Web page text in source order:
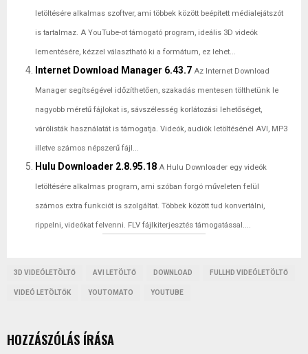
letöltésére alkalmas szoftver, ami többek között beépített médialejátszót
is tartalmaz. A YouTube-ot támogató program, ideális 3D videók
lementésére, kézzel választható ki a formátum, ez lehet...
Internet Download Manager 6.43.7 Az Internet Download
Manager segítségével időzíthetően, szakadás mentesen tölthetünk le
nagyobb méretű fájlokat is, sávszélesség korlátozási lehetőséget,
várólisták használatát is támogatja. Videók, audiók letöltésénél AVI, MP3
illetve számos népszerű fájl...
Hulu Downloader 2.8.95.18 A Hulu Downloader egy videók
letöltésére alkalmas program, ami szóban forgó műveleten felül
számos extra funkciót is szolgáltat. Többek között tud konvertálni,
rippelni, videókat felvenni. FLV fájlkiterjesztés támogatással....
3D VIDEÓLETÖLTŐ AVI LETÖLTŐ DOWNLOAD FULLHD VIDEÓLETÖLTŐ
VIDEÓ LETÖLTŐK YOUTOMATO YOUTUBE
HOZZÁSZÓLÁS ÍRÁSA